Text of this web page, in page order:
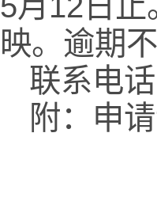
映。逾期不
联系电
附：申